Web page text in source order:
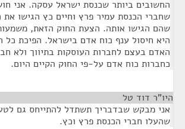
החשובים ביותר שכנסת ישראל עסקה. אני
שחברי הכנסת עמיר פרץ וחיים כץ הגישו
שהם הגישו אותה. הצעת החוק הזאת,
היא חיסול ענף כוח אדם בישראל. הפיכת כל
האדם בעצם לחברות העוסקות בתיווך ולא
כחברות כוח אדם על-פי החוק הקיים היום.
היו"ר דוד טל
אני מבקש שבדבריך תשתדל להתייחס גם
שהעלו חברי הכנסת פרץ וכץ.